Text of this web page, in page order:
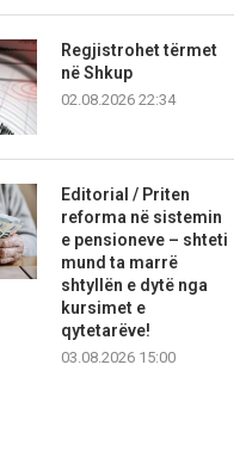
Regjistrohet tërmet
në Shkup
02.08.2026 22:34
Editorial / Priten
reforma në sistemin
e pensioneve – shteti
mund ta marrë
shtyllën e dytë nga
kursimet e
qytetarëve!
03.08.2026 15:00